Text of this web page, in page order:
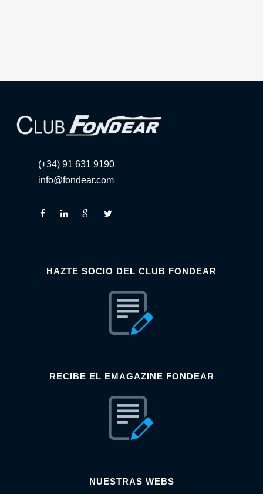
(+34) 91 631 9190
info@fondear.com
HAZTE SOCIO DEL CLUB FONDEAR
RECIBE EL EMAGAZINE FONDEAR
NUESTRAS WEBS